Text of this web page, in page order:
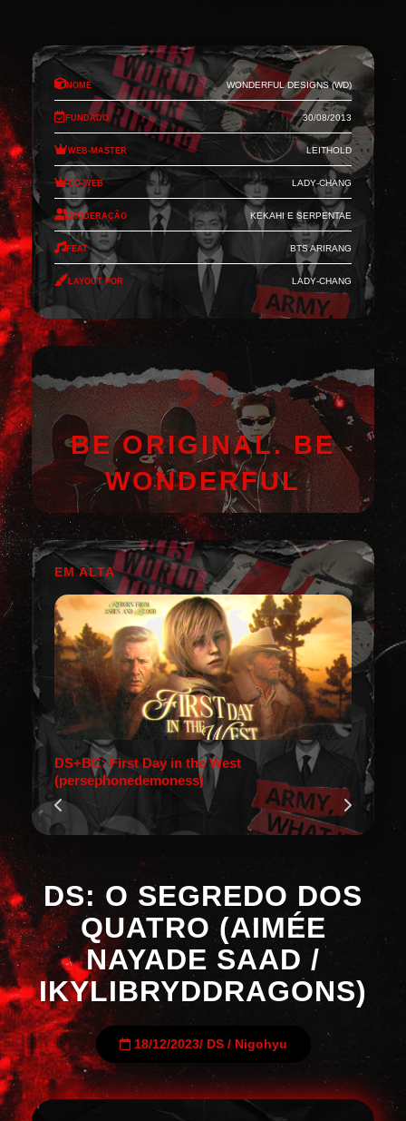
Nome Wonderful Designs (WD)
Fundado 30/08/2013
Web-Master Leithold
Co-Web Lady-Chang
Moderação Kekahi e Serpentae
Feat BTS Arirang
Layout por Lady-Chang
BE ORIGINAL. BE
WONDERFUL
EM ALTA
DS+BC: First Day in the West
(persephonedemoness)
DS: O SEGREDO DOS
QUATRO (AIMÉE
NAYADE SAAD /
IKYLIBRYDDRAGONS)
18/12/2023/ DS/ Nigohyu